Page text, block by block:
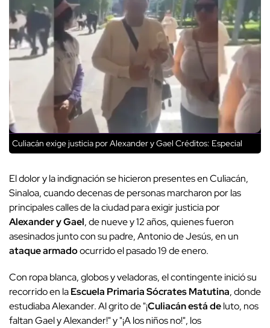
Culiacán exige justicia por Alexander y Gael Créditos: Especial
El dolor y la indignación se hicieron presentes en Culiacán,
Sinaloa, cuando decenas de personas marcharon por las
principales calles de la ciudad para exigir justicia por
Alexander y Gael, de nueve y 12 años, quienes fueron
asesinados junto con su padre, Antonio de Jesús, en un
ataque armadoocurrido el pasado 19 de enero.
Con ropa blanca, globos y veladoras, el contingente inició su
recorrido en laEscuela Primaria Sócrates Matutina, donde
estudiaba Alexander. Al grito de "¡Culiacán está deluto, nos
faltan Gael y Alexander!" y "¡A los niños no!", los